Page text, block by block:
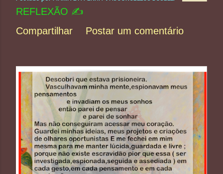
REFLEXÃO ✍️
Compartilhar
Postar um comentário